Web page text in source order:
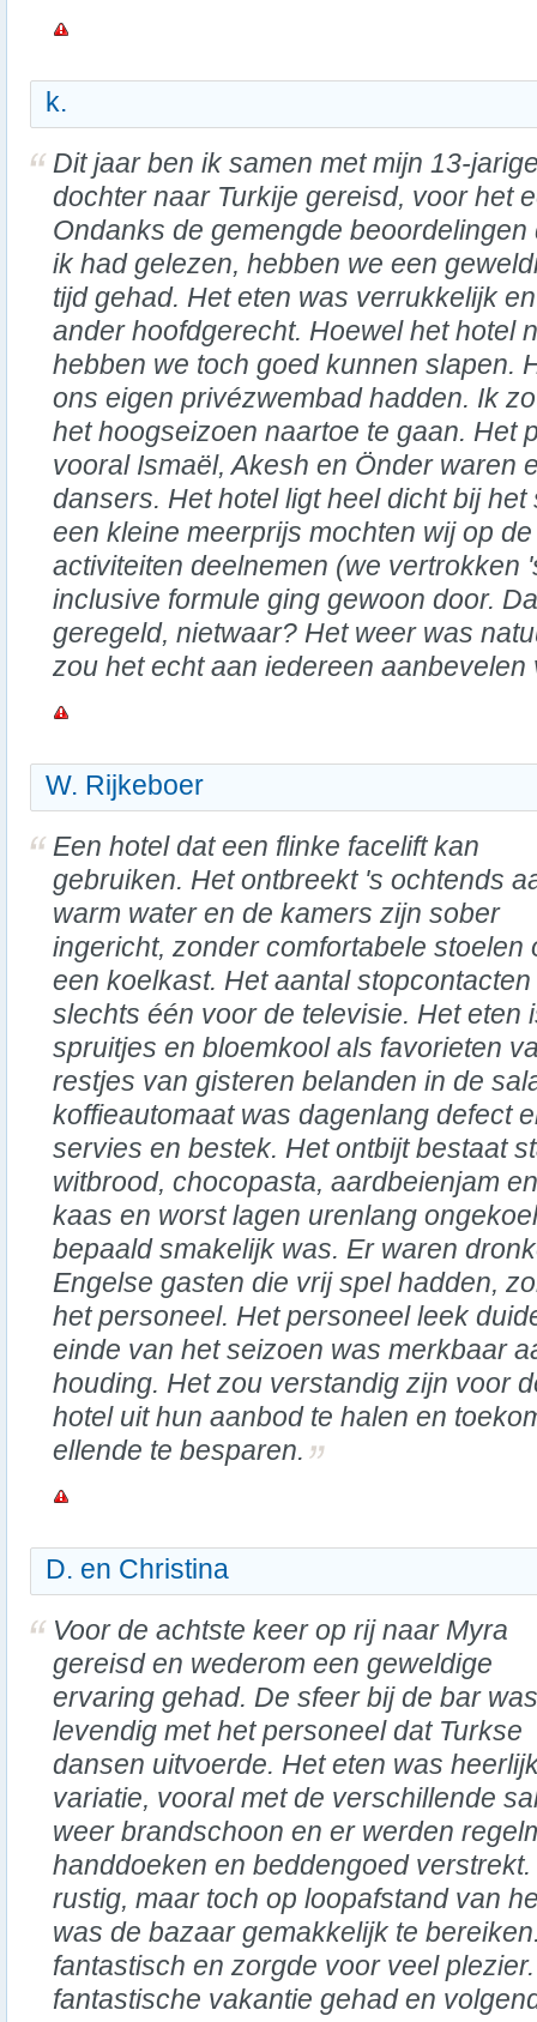
k.
Dit jaar ben ik samen met mijn 13-
dochter naar Turkije gereisd, voor het
Ondanks de gemengde beoordelingen
ik had gelezen, hebben we een
tijd gehad. Het eten was verrukkelijk
ander hoofdgerecht. Hoewel het hotel
hebben we toch goed kunnen slapen.
ons eigen privézwembad hadden. Ik
het hoogseizoen naartoe te gaan. Het
vooral Ismaël, Akesh en Önder waren
dansers. Het hotel ligt heel dicht bij
een kleine meerprijs mochten wij op
activiteiten deelnemen (we vertrokken
inclusive formule ging gewoon door.
geregeld, nietwaar? Het weer was
zou het echt aan iedereen
W. Rijkeboer
Een hotel dat een flinke facelift kan
gebruiken. Het ontbreekt 's ochtends
warm water en de kamers zijn sober
ingericht, zonder comfortabele stoelen
een koelkast. Het aantal
slechts één voor de televisie. Het eten
spruitjes en bloemkool als favorieten
restjes van gisteren belanden in de
koffieautomaat was dagenlang defect
servies en bestek. Het ontbijt bestaat
witbrood, chocopasta, aardbeienjam
kaas en worst lagen urenlang
bepaald smakelijk was. Er waren
Engelse gasten die vrij spel hadden,
het personeel. Het personeel leek
einde van het seizoen was merkbaar
houding. Het zou verstandig zijn voor
hotel uit hun aanbod te halen en
ellende te besparen.
D. en Christina
Voor de achtste keer op rij naar Myra
gereisd en wederom een geweldige
ervaring gehad. De sfeer bij de bar was
levendig met het personeel dat Turkse
dansen uitvoerde. Het eten was
variatie, vooral met de verschillende
weer brandschoon en er werden
handdoeken en beddengoed
rustig, maar toch op loopafstand van
was de bazaar gemakkelijk te
fantastisch en zorgde voor veel
fantastische vakantie gehad en